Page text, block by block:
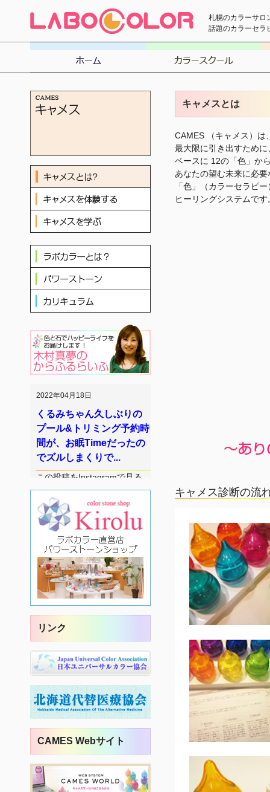
札幌のカラーサロ
話題のカラーセラ
キャメスとは
CAMES （キャメス）は
最大限に引き出すため
ベースに 12の「色」か
あなたの望む未来に必
「色」（カラーセラピ
ヒーリングシステムです
キャメス診断の流
2022年04月18日
くるみちゃん久しぶりの
プール&トリミング予約時
間が、お眠Timeだったの
でズルしまくりで...
この投稿をInstagramで見る
木村 真夢
(@mayukimura1416)がシェア
した投稿 続きを読む
2022年03月20日
3月19日は、#カラースト
ーンショップキロル 創業
日でした12歳のお誕生日
開業してか...
木村 真夢
(@mayukimura1416)がシェア
した投稿
続きを読む
札幌大雪により、キロル2
日間休業させて頂きまし
た除雪入っても、家の前
にタップリ残された...
木村 真夢
(@mayukimura1416)がシェア
リンク
CAMES Webサイト